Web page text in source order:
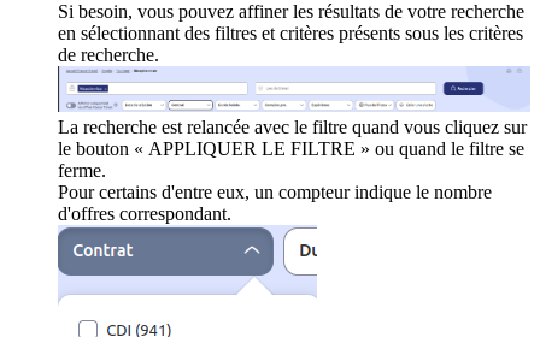
Si besoin, vous pouvez affiner les résultats de votre recherche
en sélectionnant des filtres et critères présents sous les critères
de recherche.
La recherche est relancée avec le filtre quand vous cliquez sur
le bouton « APPLIQUER LE FILTRE » ou quand le filtre se
ferme.
Pour certains d'entre eux, un compteur indique le nombre
d'offres correspondant.